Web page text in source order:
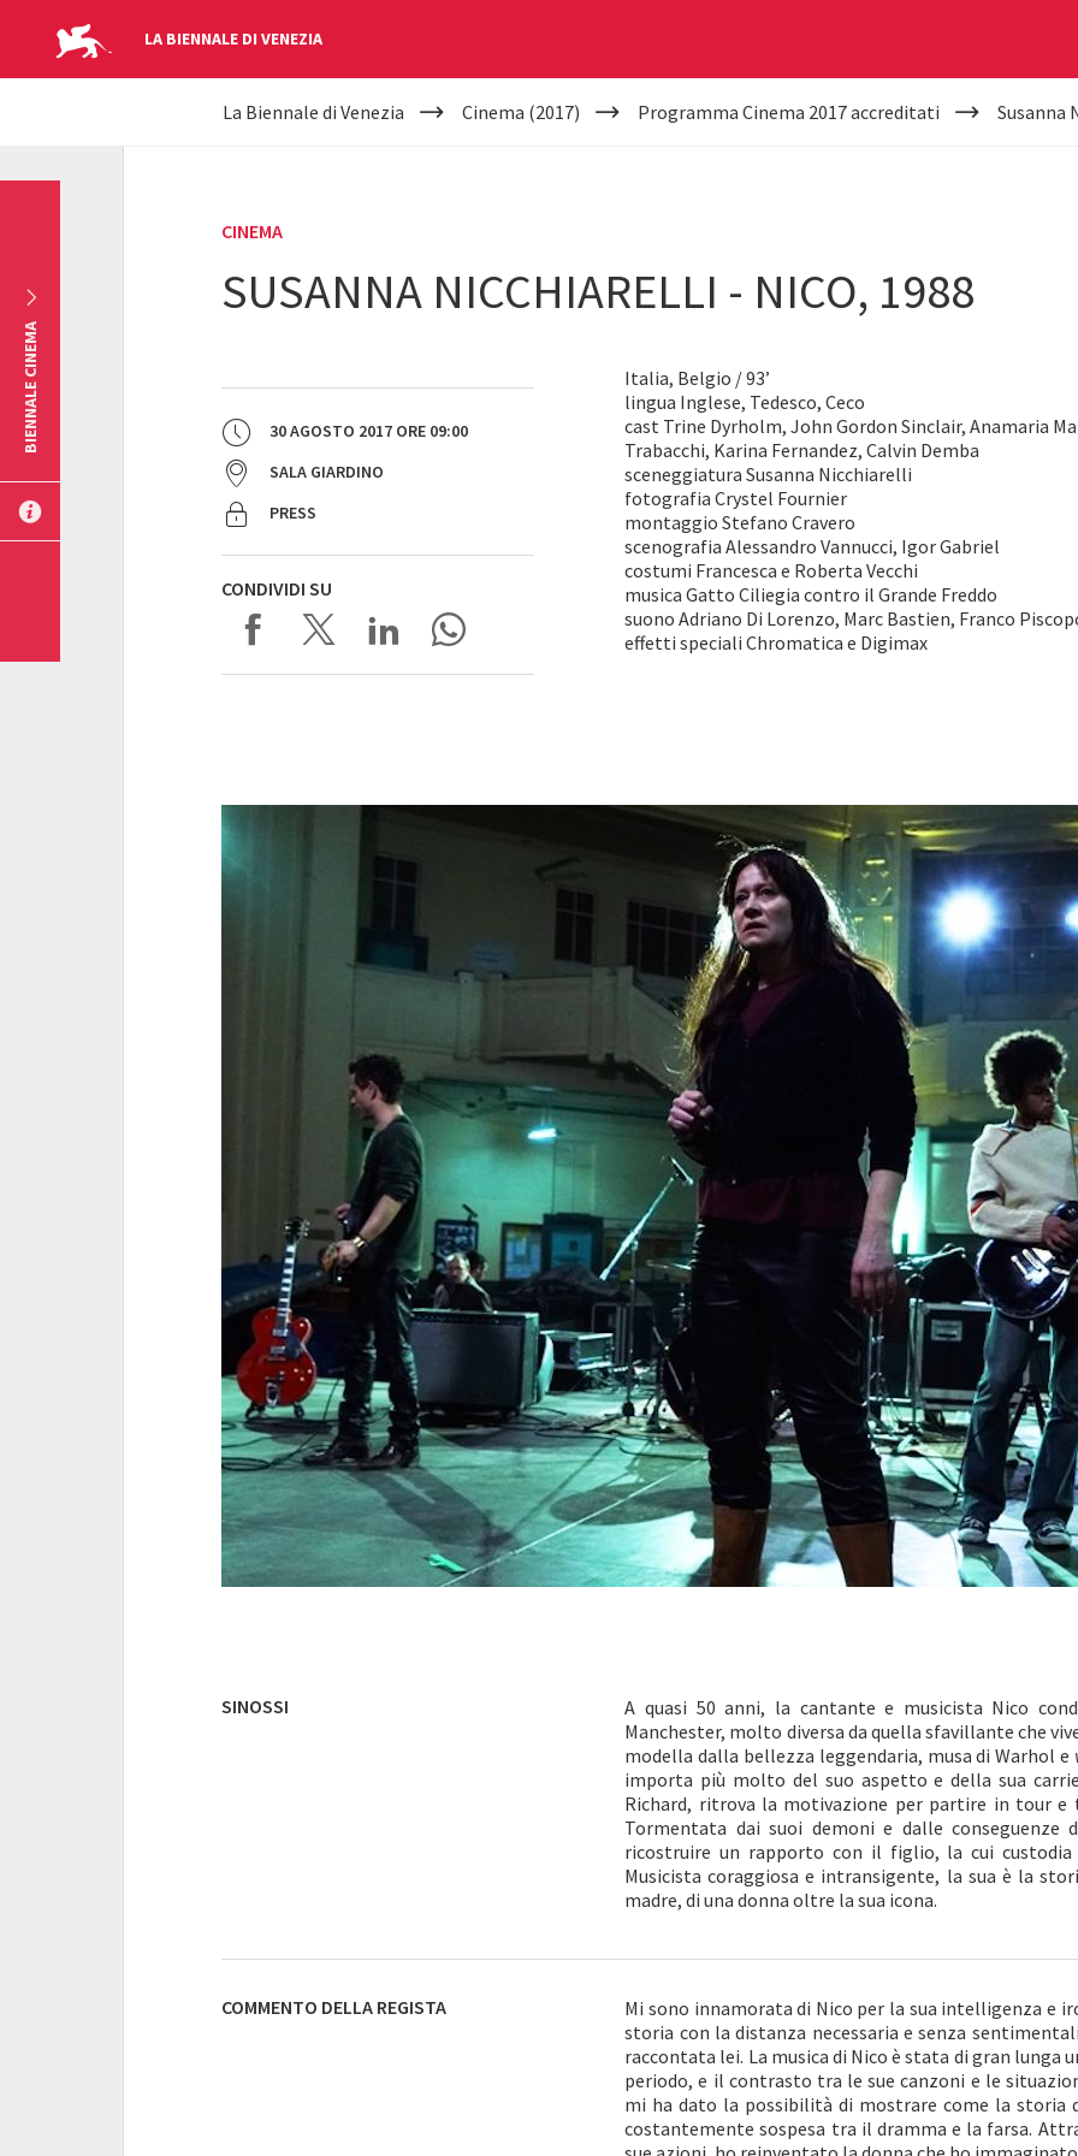
LA BIENNALE DI VENEZIA
YOUR
La Biennale di Venezia Cinema (2017) Programma Cinema 2017 accreditati Susanna
CINEMA
SUSANNA NICCHIARELLI - NICO, 1988
30 AGOSTO 2017 ORE 09:00
SALA GIARDINO
PRESS
CONDIVIDI SU
Italia, Belgio / 93’
lingua Inglese, Tedesco, Ceco
cast Trine Dyrholm, John Gordon Sinclair, Anamaria
Trabacchi, Karina Fernandez, Calvin Demba
sceneggiatura Susanna Nicchiarelli
fotografia Crystel Fournier
montaggio Stefano Cravero
scenografia Alessandro Vannucci, Igor Gabriel
costumi Francesca e Roberta Vecchi
musica Gatto Ciliegia contro il Grande Freddo
suono Adriano Di Lorenzo, Marc Bastien, Franco
effetti speciali Chromatica e Digimax
SINOSSI
A quasi 50 anni, la cantante e musicista Nico
Manchester, molto diversa da quella sfavillante che
modella dalla bellezza leggendaria, musa di Warhol e
importa più molto del suo aspetto e della sua
Richard, ritrova la motivazione per partire in tour e
Tormentata dai suoi demoni e dalle conseguenze
ricostruire un rapporto con il figlio, la cui
Musicista coraggiosa e intransigente, la sua è la
madre, di una donna oltre la sua icona.
COMMENTO DELLA REGISTA
Mi sono innamorata di Nico per la sua intelligenza e
storia con la distanza necessaria e senza
raccontata lei. La musica di Nico è stata di gran lunga
periodo, e il contrasto tra le sue canzoni e le
mi ha dato la possibilità di mostrare come la storia
costantemente sospesa tra il dramma e la farsa.
BIENNALE CINEMA